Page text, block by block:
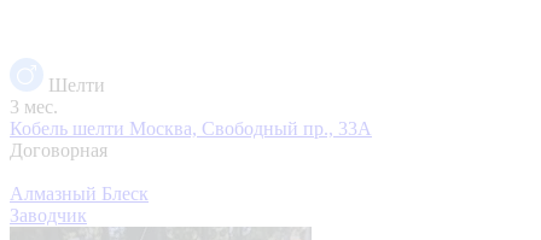
Шелти
3 мес.
Кобель шелти Москва, Свободный пр., 33А
Договорная
Алмазный Блеск
Заводчик